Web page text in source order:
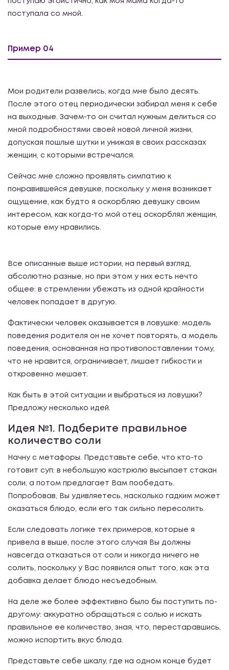
поступала со мной.
Пример 04
Мои родители развелись, когда мне было десять.
После этого отец периодически забирал меня к себе
на выходные. Зачем-то он считал нужным делиться со
мной подробностями своей новой личной жизни,
допуская пошлые шутки и унижая в своих рассказах
женщин, с которыми встречался.
Сейчас мне сложно проявлять симпатию к
понравившейся девушке, поскольку у меня возникает
ощущение, как будто я оскорбляю девушку своим
интересом, как когда-то мой отец оскорблял женщин,
которые ему нравились.
Все описанные выше истории, на первый взгляд,
абсолютно разные, но при этом у них есть нечто
общее: в стремлении убежать из одной крайности
человек попадает в другую.
Фактически человек оказывается в ловушке: модель
поведения родителя он не хочет повторять, а модель
поведения, основанная на противопоставлении тому,
что не нравится, ограничивает, лишает гибкости и
откровенно мешает.
Как быть в этой ситуации и выбраться из ловушки?
Предложу несколько идей.
Идея №1. Подберите правильное
количество соли
Начну с метафоры. Представьте себе, что кто-то
готовит суп: в небольшую кастрюлю высыпает стакан
соли, а потом предлагает Вам пообедать.
Попробовав, Вы удивляетесь, насколько гадким может
оказаться блюдо, если его так сильно пересолить.
Если следовать логике тех примеров, которые я
привела в выше, после этого случая Вы должны
навсегда отказаться от соли и никогда ничего не
солить, поскольку у Вас появился опыт того, как эта
добавка делает блюдо несъедобным.
На деле же более эффективно было бы поступить по-
другому: аккуратно обращаться с солью и искать
правильное ее количество, зная, что, перестаравшись,
можно испортить вкус блюда.
Представьте себе шкалу, где на одном конце будет